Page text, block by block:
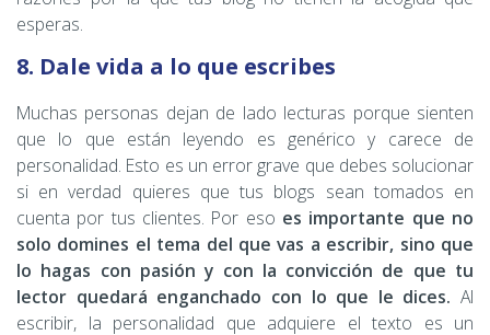
esperas.
8. Dale vida a lo que escribes
Muchas personas dejan de lado lecturas porque sienten
que lo que están leyendo es genérico y carece de
personalidad. Esto es un error grave que debes solucionar
si en verdad quieres que tus blogs sean tomados en
cuenta por tus clientes. Por eso es importante que no
solo domines el tema del que vas a escribir, sino que
lo hagas con pasión y con la convicción de que tu
lector quedará enganchado con lo que le dices. Al
escribir, la personalidad que adquiere el texto es un